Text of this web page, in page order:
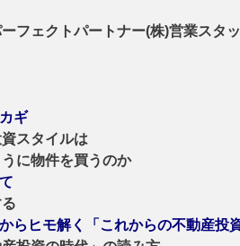
フェクトパートナー(株)営業スタ
ギ
スタイルは
物件を買うのか
ヒモ解く「これからの不動産投資